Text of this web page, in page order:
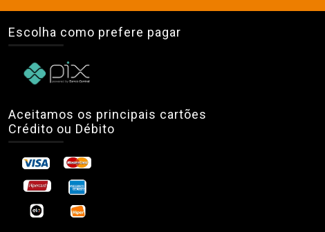
Escolha como prefere pagar
Aceitamos os principais cartões
Crédito ou Débito